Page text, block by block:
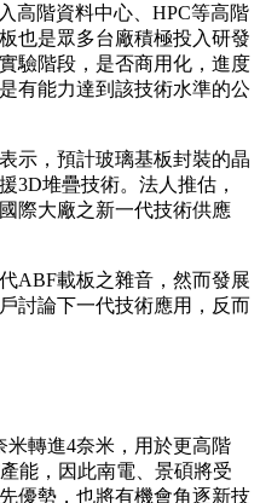
高階資料中心、HPC等高階
也是眾多台廠積極投入研發
驗階段，是否商用化，進度
有能力達到該技術水準的公
示，預計玻璃基板封裝的晶
3D堆疊技術。法人推估，
際大廠之新一代技術供應
ABF載板之雜音，然而發展
討論下一代技術應用，反而
轉進4奈米，用於更高階
能，因此南電、景碩將受
優勢，也將有機會角逐新技